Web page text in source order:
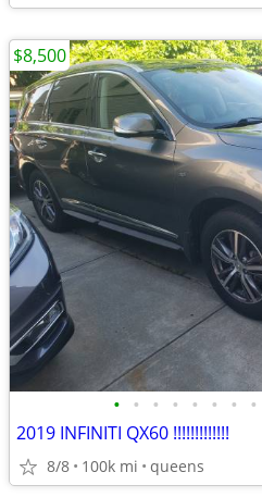
• • • • • • • •
2019 INFINITI QX60 !!!!!!!!!!!!!
8/8 100k mi queens
$8,500